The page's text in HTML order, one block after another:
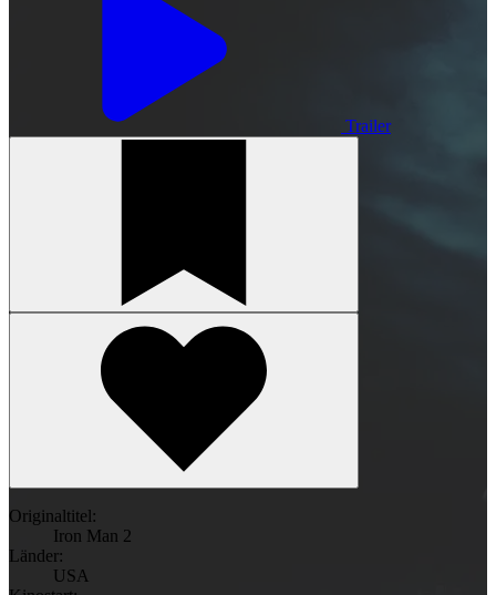
Trailer
Originaltitel:
Iron Man 2
Länder:
USA